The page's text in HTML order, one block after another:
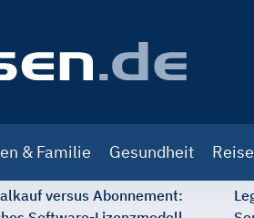
& Familie Gesundheit
versus Abonnement: